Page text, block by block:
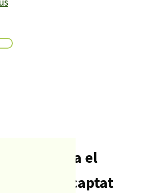
Contra el
ha recaptat